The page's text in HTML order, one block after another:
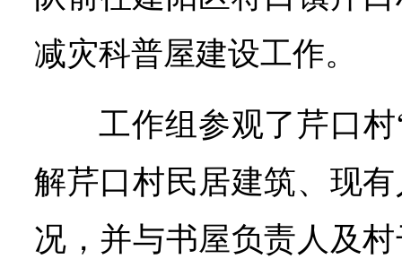
减灾科普屋建设工作。
工作组参观了芹口
解芹口村民居建筑、现
况，并与书屋负责人及